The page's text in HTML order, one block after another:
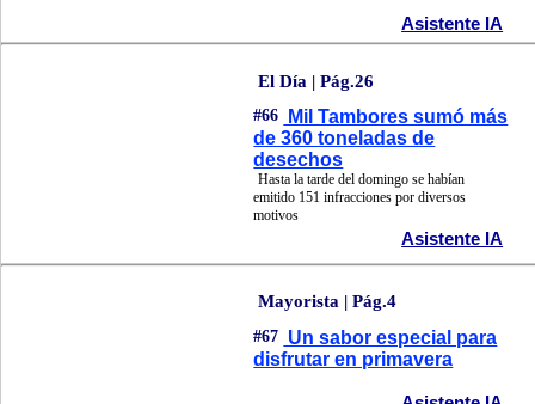
Asistente IA
El Día | Pág.26
#66
Mil Tambores sumó más
de 360 toneladas de
desechos
Hasta la tarde del domingo se habían
emitido 151 infracciones por diversos
motivos
Asistente IA
Mayorista | Pág.4
#67 Un sabor especial para
disfrutar en primavera